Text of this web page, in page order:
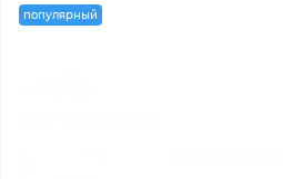
популярный